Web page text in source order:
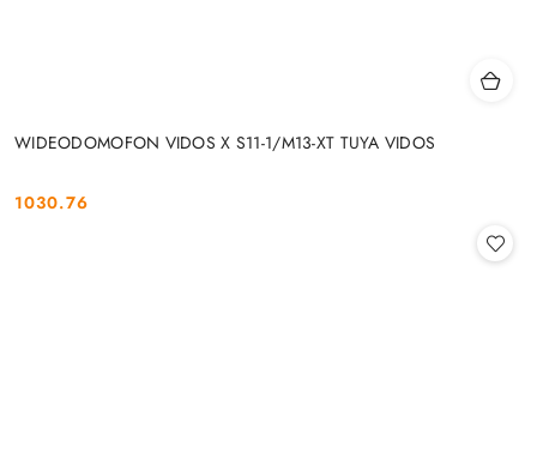
WIDEODOMOFON VIDOS X S11-1/M13-XT TUYA VIDOS
Cena:
1030.76